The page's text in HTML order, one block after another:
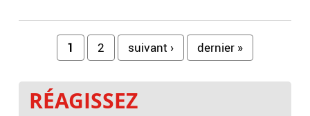
Pages
1 2 suivant › dernier »
RÉAGISSEZ